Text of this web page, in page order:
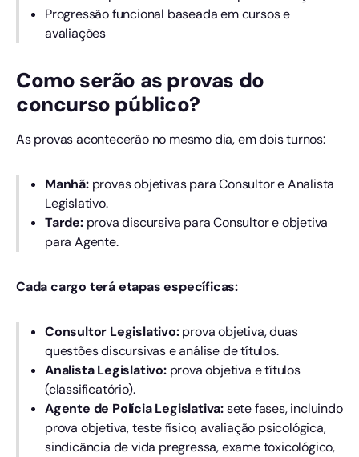
Progressão funcional baseada em cursos e
avaliações
Como serão as provas do
concurso público?
As provas acontecerão no mesmo dia, em dois turnos:
Manhã: provas objetivas para Consultor e Analista
Legislativo.
Tarde:prova discursiva para Consultor e objetiva
para Agente.
Cada cargo terá etapas específicas:
Consultor Legislativo:prova objetiva, duas
questões discursivas e análise de títulos.
Analista Legislativo:prova objetiva e títulos
(classificatório).
Agente de Polícia Legislativa:sete fases, incluindo
prova objetiva, teste físico, avaliação psicológica,
sindicância de vida pregressa, exame toxicológico,